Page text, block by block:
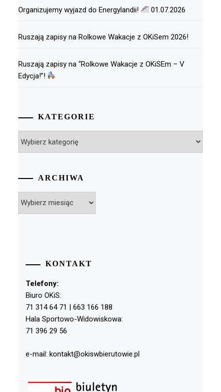
Organizujemy wyjazd do Energylandii! 01.07.2026
Ruszają zapisy na Rolkowe Wakacje z OKiSem 2026!
Ruszają zapisy na “Rolkowe Wakacje z OKiSEm – V
Edycja!”!
KATEGORIE
ARCHIWA
KONTAKT
Telefony:
Biuro OKiS:
71 314 64 71 | 663 166 188
Hala Sportowo-Widowiskowa:
71 396 29 56
e-mail: kontakt@okiswbierutowie.pl